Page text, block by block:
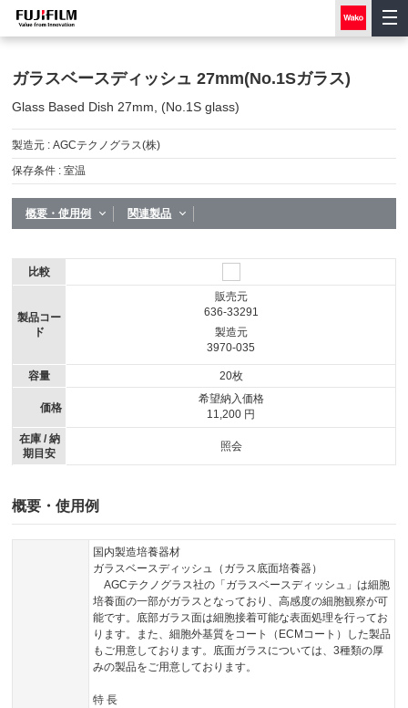
ガラスベースディッシュ 27mm(No.1Sガラス)
Glass Based Dish 27mm, (No.1S glass)
製造元 :AGCテクノグラス(株)
保存条件 :室温
概要・使用例 関連製品
比較
製品コー
ド
容量
価格
在庫 / 納
期目安
販売元
636-33291
製造元
3970-035
20枚
希望納入価格
11,200 円
照会
概要・使用例
国内製造培養器材
ガラスベースディッシュ（ガラス底面培養器）
AGCテクノグラス社の「ガラスベースディッシュ」は細胞
培養面の一部がガラスとなっており、高感度の細胞観察が可
能です。底部ガラス面は細胞接着可能な表面処理を行ってお
ります。また、細胞外基質をコート（ECMコート）した製品
もご用意しております。底面ガラスについては、3種類の厚
みの製品をご用意しております。
特 長